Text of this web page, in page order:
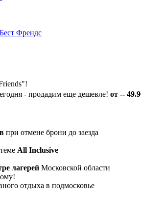
Френдс
- продадим еще дешевле! от --
при отмене брони до заезда
All Inclusive
лагерей Московской области
отдыха в подмосковье